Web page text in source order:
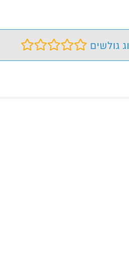
גולשים